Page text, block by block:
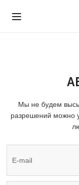
Мы не будем
разрешений можно